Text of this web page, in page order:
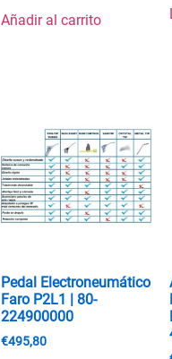
Añadir al carrito
Pedal Electroneumático
Faro P2L1 | 80-
224900000
€495,80